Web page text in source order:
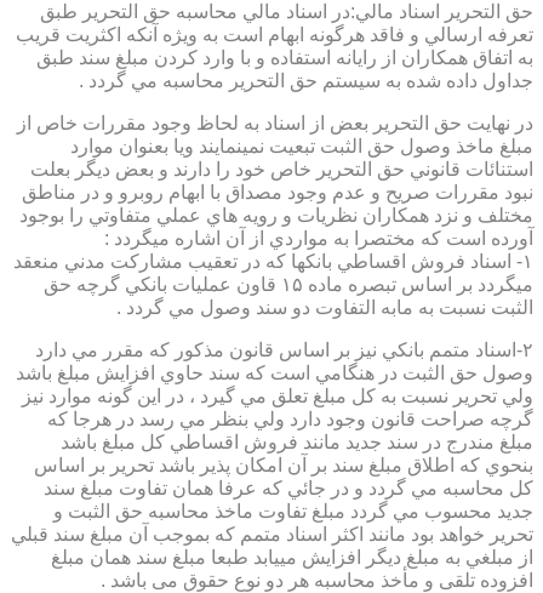
حق التحرير اسناد مالي:در اسناد مالي محاسبه حق التحرير طبق
تعرفه ارسالي و فاقد هرگونه ابهام است به ويژه آنكه اكثريت قريب
به اتفاق همكاران از رايانه استفاده و با وارد كردن مبلغ سند طبق
جداول داده شده به سيستم حق التحرير محاسبه مي گردد .
در نهايت حق التحرير بعض از اسناد به لحاظ وجود مقررات خاص از
مبلغ ماخذ وصول حق الثبت تبعيت نمينمايند ويا بعنوان موارد
استنائات قانوني حق التحرير خاص خود را دارند و بعض ديگر بعلت
نبود مقررات صريح و عدم وجود مصداق با ابهام روبرو و در مناطق
مختلف و نزد همكاران نظريات و رويه هاي عملي متفاوتي را بوجود
آورده است كه مختصرا به مواردي از آن اشاره ميگردد :
۱- اسناد فروش اقساطي بانكها كه در تعقيب مشاركت مدني منعقد
ميگردد بر اساس تبصره ماده ۱۵ قاون عمليات بانكي گرچه حق
الثبت نسبت به مابه التفاوت دو سند وصول مي گردد .
۲-اسناد متمم بانكي نيز بر اساس قانون مذكور كه مقرر مي دارد
وصول حق الثبت در هنگامي است كه سند حاوي افزايش مبلغ باشد
ولي تحرير نسبت به كل مبلغ تعلق مي گيرد ، در اين گونه موارد نيز
گرچه صراحت قانون وجود دارد ولي بنظر مي رسد در هرجا كه
مبلغ مندرج در سند جديد مانند فروش اقساطي كل مبلغ باشد
بنحوي كه اطلاق مبلغ سند بر آن امكان پذير باشد تحرير بر اساس
كل محاسبه مي گردد و در جائي كه عرفا همان تفاوت مبلغ سند
جديد محسوب مي گردد مبلغ تفاوت ماخذ محاسبه حق الثبت و
تحرير خواهد بود مانند اكثر اسناد متمم كه بموجب آن مبلغ سند قبلي
از مبلغي به مبلغ ديگر افزايش مييابد طبعا مبلغ سند همان مبلغ
افزوده تلقی و مأخذ محاسبه هر دو نوع حقوق می باشد .